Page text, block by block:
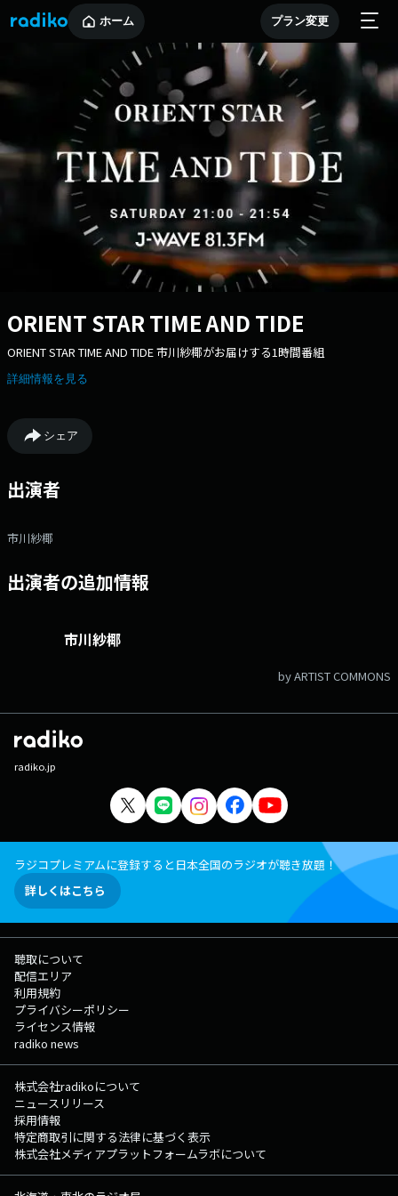
ホーム プラン変更
ORIENT STAR TIME AND TIDE
ORIENT STAR TIME AND TIDE 市川紗椰がお届けする1時間番組
詳細情報を見る
シェア
出演者
市川紗椰
出演者の追加情報
市川紗椰
by ARTIST COMMONS
radiko.jp
ラジコプレミアムに登録すると日本全国のラジオが聴き放題！
詳しくはこちら
聴取について
配信エリア
利用規約
プライバシーポリシー
ライセンス情報
radiko news
株式会社radikoについて
ニュースリリース
採用情報
特定商取引に関する法律に基づく表示
株式会社メディアプラットフォームラボについて